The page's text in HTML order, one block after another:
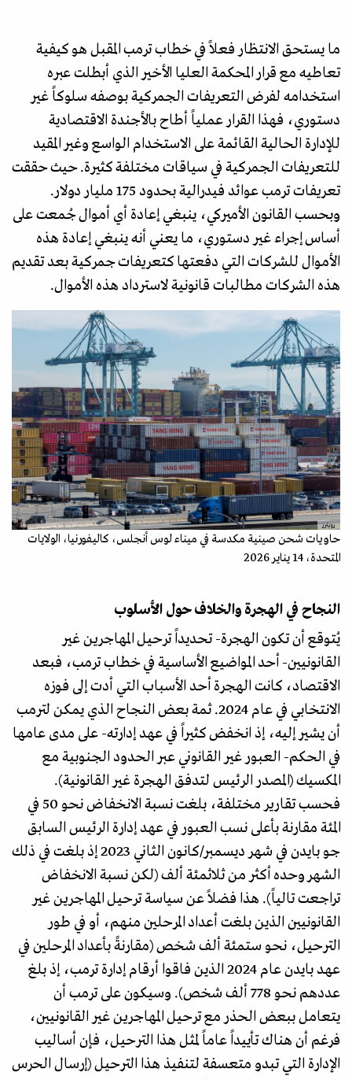
ما يستحق الانتظار فعلاً في خطاب ترمب المقبل هو كيفية
تعاطيه مع قرار المحكمة العليا الأخير الذي أبطلت عبره
استخدامه لفرض التعريفات الجمركية بوصفه سلوكاً غير
دستوري، فهذا القرار عملياً أطاح بالأجندة الاقتصادية
للإدارة الحالية القائمة على الاستخدام الواسع وغير المقيد
للتعريفات الجمركية في سياقات مختلفة كثيرة. حيث حققت
تعريفات ترمب عوائد فيدرالية بحدود 175 مليار دولار.
وبحسب القانون الأميركي، ينبغي إعادة أي أموال جُمعت على
أساس إجراء غير دستوري، ما يعني أنه ينبغي إعادة هذه
الأموال للشركات التي دفعتها كتعريفات جمركية بعد تقديم
هذه الشركات مطالبات قانونية لاسترداد هذه الأموال.
رويترز
حاويات شحن صينية مكدسة في ميناء لوس أنجلس، كاليفورنيا، الولايات
المتحدة، 14 يناير 2026
النجاح في الهجرة والخلاف حول الأسلوب
يُتوقع أن تكون الهجرة- تحديداً ترحيل المهاجرين غير
القانونيين- أحد المواضيع الأساسية في خطاب ترمب، فبعد
الاقتصاد، كانت الهجرة أحد الأسباب التي أدت إلى فوزه
الانتخابي في عام 2024. ثمة بعض النجاح الذي يمكن لترمب
أن يشير إليه، إذ انخفض كثيراً في عهد إدارته- على مدى عامها
في الحكم- العبور غير القانوني عبر الحدود الجنوبية مع
المكسيك (المصدر الرئيس لتدفق الهجرة غير القانونية).
فحسب تقارير مختلفة، بلغت نسبة الانخفاض نحو 50 في
المئة مقارنة بأعلى نسب العبور في عهد إدارة الرئيس السابق
جو بايدن في شهر ديسمبر/كانون الثاني 2023 إذ بلغت في ذلك
الشهر وحده أكثر من ثلاثمئة ألف (لكن نسبة الانخفاض
تراجعت تالياً). هذا فضلاً عن سياسة ترحيل المهاجرين غير
القانونيين الذين بلغت أعداد المرحلين منهم، أو في طور
الترحيل، نحو ستمئة ألف شخص (مقارنةً بأعداد المرحلين في
عهد بايدن عام 2024 الذين فاقوا أرقام إدارة ترمب، إذ بلغ
عددهم نحو 778 ألف شخص). وسيكون على ترمب أن
يتعامل ببعض الحذر مع ترحيل المهاجرين غير القانونيين،
فرغم أن هناك تأييداً عاماً لمثل هذا الترحيل، فإن أساليب
الإدارة التي تبدو متعسفة لتنفيذ هذا الترحيل (إرسال الحرس